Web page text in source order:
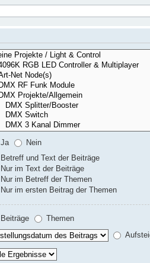
Ja
Nein
Betreff und Text der Beiträge
Nur im Text der Beiträge
Nur im Betreff der Themen
Nur im ersten Beitrag der Themen
Beiträge
Themen